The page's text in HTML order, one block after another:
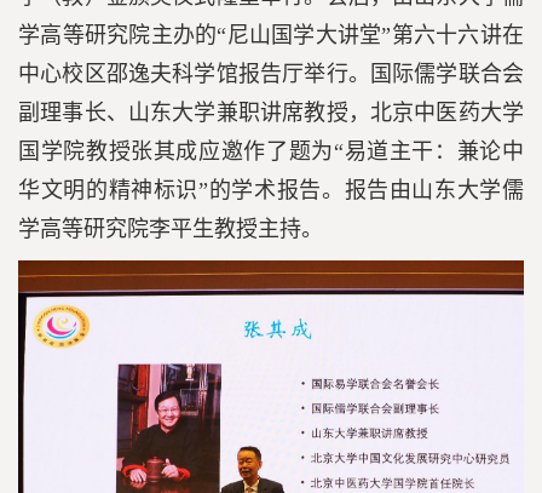
学高等研究院主办的“尼山国学大讲堂”第六十六讲在
中心校区邵逸夫科学馆报告厅举行。国际儒学联合会
副理事长、山东大学兼职讲席教授，北京中医药大学
国学院教授张其成应邀作了题为“易道主干：兼论中
华文明的精神标识”的学术报告。报告由山东大学儒
学高等研究院李平生教授主持。